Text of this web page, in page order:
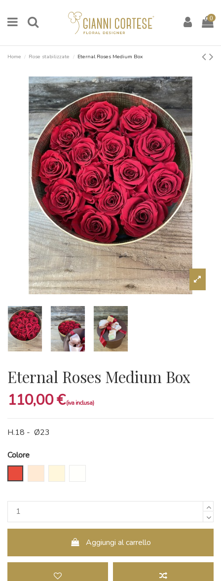
0
Home Rose stabilizzate Eternal Roses Medium Box
Eternal Roses Medium Box
110,00 €
H.18 - Ø23
Colore
Aggiungi al carrello